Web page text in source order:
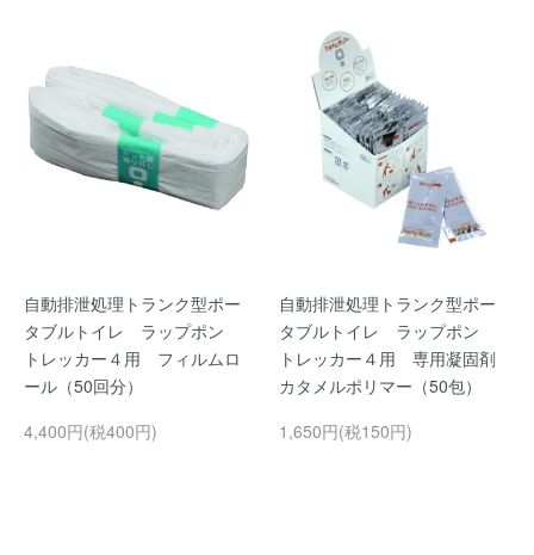
自動排泄処理トランク型ポー
タブルトイレ ラップポン
トレッカー４用 フィルムロ
ール（50回分）
4,400円(税400円)
自動排泄処理トランク型ポー
タブルトイレ ラップポン
トレッカー４用 専用凝固剤
カタメルポリマー（50包）
1,650円(税150円)